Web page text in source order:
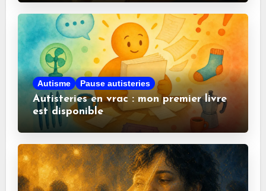
Autisme Pause autisteries
Autisteries en vrac : mon premier livre
est disponible